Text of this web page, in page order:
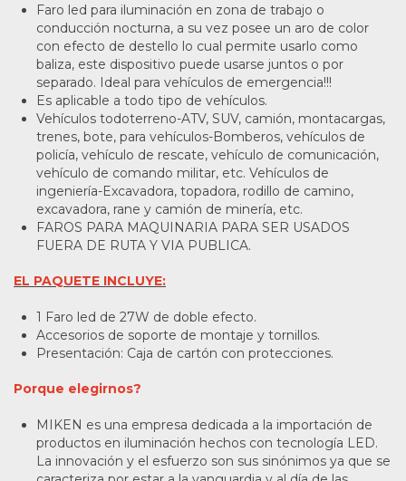
Faro led para iluminación en zona de trabajo o
conducción nocturna, a su vez posee un aro de color
con efecto de destello lo cual permite usarlo como
baliza, este dispositivo puede usarse juntos o por
separado. Ideal para vehículos de emergencia!!!
Es aplicable a todo tipo de vehículos.
Vehículos todoterreno-ATV, SUV, camión, montacargas,
trenes, bote, para vehículos-Bomberos, vehículos de
policía, vehículo de rescate, vehículo de comunicación,
vehículo de comando militar, etc. Vehículos de
ingeniería-Excavadora, topadora, rodillo de camino,
excavadora, rane y camión de minería, etc.
FAROS PARA MAQUINARIA PARA SER USADOS
FUERA DE RUTA Y VIA PUBLICA.
EL PAQUETE INCLUYE:
1 Faro led de 27W de doble efecto.
Accesorios de soporte de montaje y tornillos.
Presentación: Caja de cartón con protecciones.
Porque elegirnos?
MIKEN es una empresa dedicada a la importación de
productos en iluminación hechos con tecnología LED.
La innovación y el esfuerzo son sus sinónimos ya que se